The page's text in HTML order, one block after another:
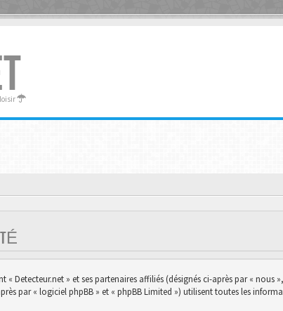
Detecteur.net » et ses partenaires affiliés (désignés ci-après par « nous
par « logiciel phpBB » et « phpBB Limited ») utilisent toutes les